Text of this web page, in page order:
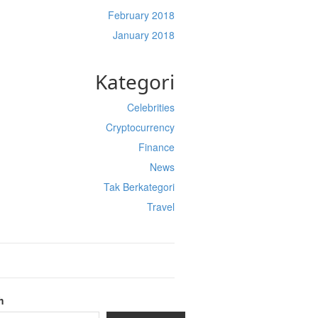
February 2018
January 2018
Kategori
Celebrities
Cryptocurrency
Finance
News
Tak Berkategori
Travel